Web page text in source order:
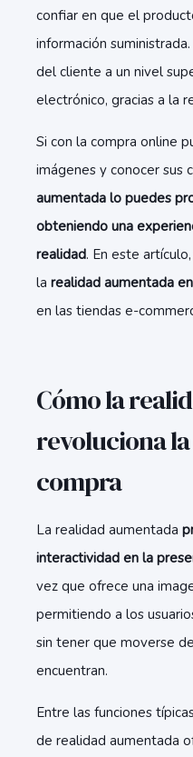
confiar en que el
información
del cliente a un nivel
electrónico, gracias a la
Si con la compra online
imágenes y conocer sus
aumentada lo puedes
obteniendo una
realidad. En este
la realidad aumentada
en las tiendas e-
Cómo la
revoluciona
compra
La realidad aumentada
interactividad en la
vez que ofrece una
permitiendo a los
sin tener que moverse
encuentran.
Entre las funciones
de realidad aumentada